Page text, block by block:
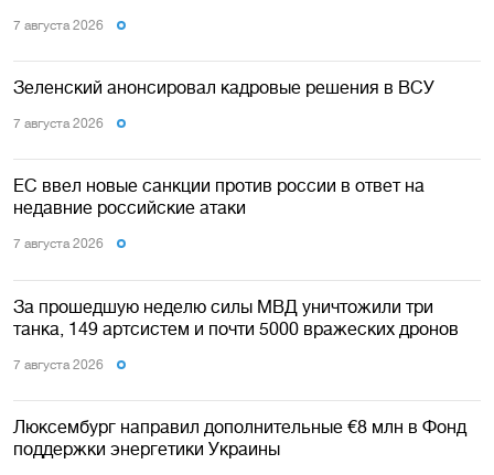
7 августа 2026
Зеленский анонсировал кадровые решения в ВСУ
7 августа 2026
ЕС ввел новые санкции против россии в ответ на
недавние российские атаки
7 августа 2026
За прошедшую неделю силы МВД уничтожили три
танка, 149 артсистем и почти 5000 вражеских дронов
7 августа 2026
Люксембург направил дополнительные €8 млн в Фонд
поддержки энергетики Украины